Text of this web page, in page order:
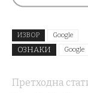
ИЗВОР Google
ОЗНАКИ Google
Претходна